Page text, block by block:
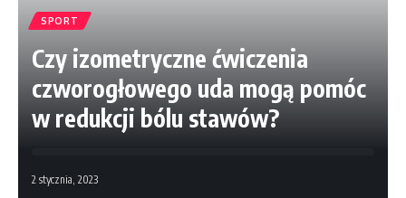
SPORT
Czy izometryczne ćwiczenia
czworogłowego uda mogą pomóc
w redukcji bólu stawów?
2 stycznia, 2023